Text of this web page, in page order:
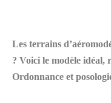
Les terrains
? Voici le modèle idéal,
Ordonnance et